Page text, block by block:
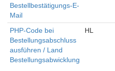
Bestellbestätigungs-E-
Mail
PHP-Code bei
Bestellungsabschluss
ausführen / Land
Bestellungsabwicklung
HL